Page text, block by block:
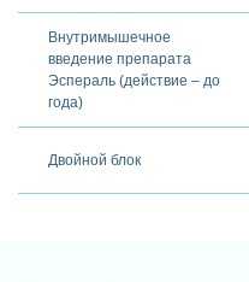
Внутримышечное
введение препарата
Эспераль (действие – до
года)
Двойной блок